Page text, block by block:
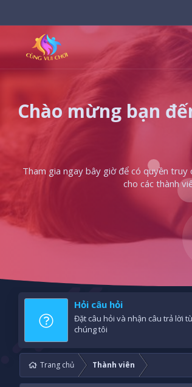
Chào mừng bạn
Tham gia ngay bây giờ để có quyền truy
cho các thành
Hỏi câu hỏi
Đặt câu hỏi và nhận câu trả lời
chúng tôi
Trang chủ Thành viên